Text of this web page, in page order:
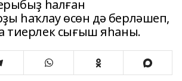
һалған
һаҡлау өсөн дә берләшеп,
тиерлек сығыш яһаны.